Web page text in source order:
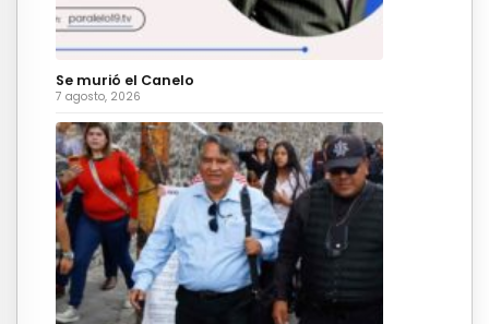
Se murió el Canelo
7 agosto, 2026